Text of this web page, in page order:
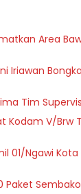
Area
Iriawan
Tim
Kodam V/Brw
01/Ngawi
Paket